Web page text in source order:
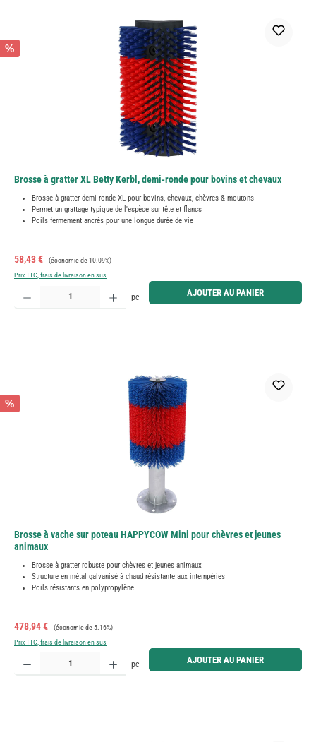
%
Brosse à gratter XL Betty Kerbl, demi-ronde pour bovins et chevaux
Brosse à gratter demi-ronde XL pour bovins, chevaux, chèvres & moutons
Permet un grattage typique de l'espèce sur tête et flancs
Poils fermement ancrés pour une longue durée de vie
Prix de vente :
58,43 € Prix régulier :
(économie de 10.09%)
Prix TTC, frais de livraison en sus
Quantité de produit : Entrez la quantité souhaitée ou utilisez les boutons pour augmenter ou
pc AJOUTER AU PANIER
%
Brosse à vache sur poteau HAPPYCOW Mini pour chèvres et jeunes
animaux
Brosse à gratter robuste pour chèvres et jeunes animaux
Structure en métal galvanisé à chaud résistante aux intempéries
Poils résistants en polypropylène
Prix de vente :
478,94 € Prix régulier :
(économie de 5.16%)
Prix TTC, frais de livraison en sus
Quantité de produit : Entrez la quantité souhaitée ou utilisez les boutons pour augmenter ou
pc AJOUTER AU PANIER